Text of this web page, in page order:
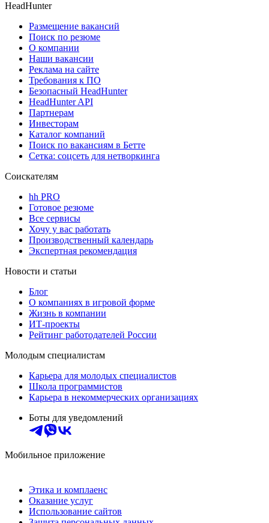
HeadHunter
Размещение вакансий
Поиск по резюме
О компании
Наши вакансии
Реклама на сайте
Требования к ПО
Безопасный HeadHunter
HeadHunter API
Партнерам
Инвесторам
Каталог компаний
Поиск по вакансиям в Бетте
Сетка: соцсеть для нетворкинга
Соискателям
hh PRO
Готовое резюме
Все сервисы
Хочу у вас работать
Производственный календарь
Экспертная рекомендация
Новости и статьи
Блог
О компаниях в игровой форме
Жизнь в компании
ИТ-проекты
Рейтинг работодателей России
Молодым специалистам
Карьера для молодых специалистов
Школа программистов
Карьера в некоммерческих организациях
Боты для уведомлений
Мобильное приложение
Этика и комплаенс
Оказание услуг
Использование сайтов